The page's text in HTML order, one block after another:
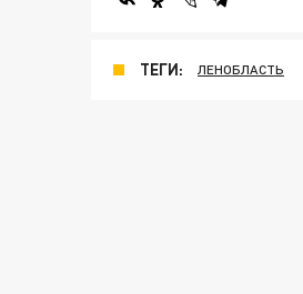
ТЕГИ: ЛЕНОБЛАСТЬ